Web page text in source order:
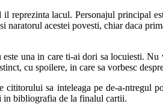
lacul. Personajul principal
acestei povesti, chiar daca
una in care ti-ai dori sa locuiesti.
cu spoilere, in care sa vorbesc
sa inteleaga pe de-a-ntregul
in bibliografia de la finalul cartii.